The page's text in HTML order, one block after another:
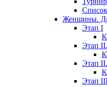
Женщины.
Этап I
Этап
Этап
Этап